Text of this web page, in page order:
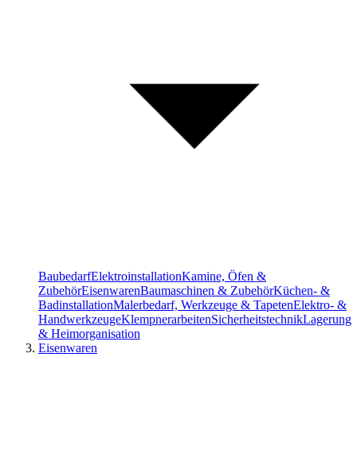
BaubedarfElektroinstallationKamine, Öfen &
ZubehörEisenwarenBaumaschinen & ZubehörKüchen- &
BadinstallationMalerbedarf, Werkzeuge & TapetenElektro- &
HandwerkzeugeKlempnerarbeitenSicherheitstechnikLagerung
& Heimorganisation
Eisenwaren